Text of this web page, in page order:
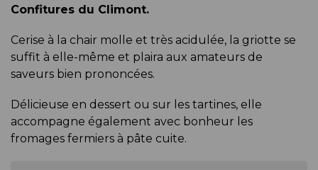
Confitures du Climont.
Cerise à la chair molle et très acidulée, la griotte se
suffit à elle-même et plaira aux amateurs de
saveurs bien prononcées.
Délicieuse en dessert ou sur les tartines, elle
accompagne également avec bonheur les
fromages fermiers à pâte cuite.